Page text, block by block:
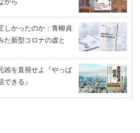
しかったのか：青柳貞
た新型コロナの虚と
凶を直視せよ『やっぱ
できる』